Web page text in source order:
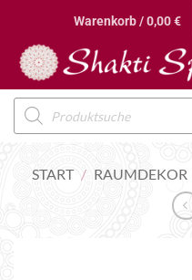
springen
Warenkorb /0,00€
Products
search
START / RAUMDEKOR